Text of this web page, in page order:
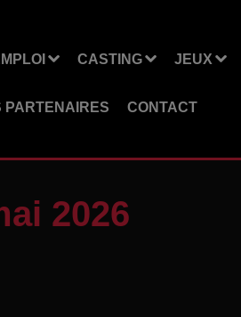
CASTING JEUX
PARTENAIRES CONTACT
2026